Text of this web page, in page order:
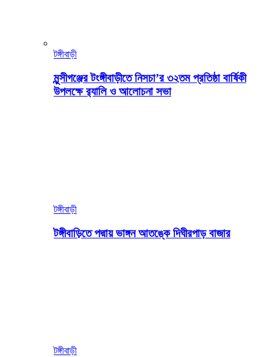
টঙ্গীবাড়ী
মুন্সীগঞ্জের টংঙ্গীবাড়ীতে নিসচা’র ৩২তম প্রতিষ্ঠা বার্ষিকী
উপলক্ষে র‍্যালি ও আলোচনা সভা
টঙ্গীবাড়ী
টঙ্গীবাড়িতে পদ্মায় ভাঙ্গন আতঙ্কে দিঘীরপাড় বাজার
টঙ্গীবাড়ী